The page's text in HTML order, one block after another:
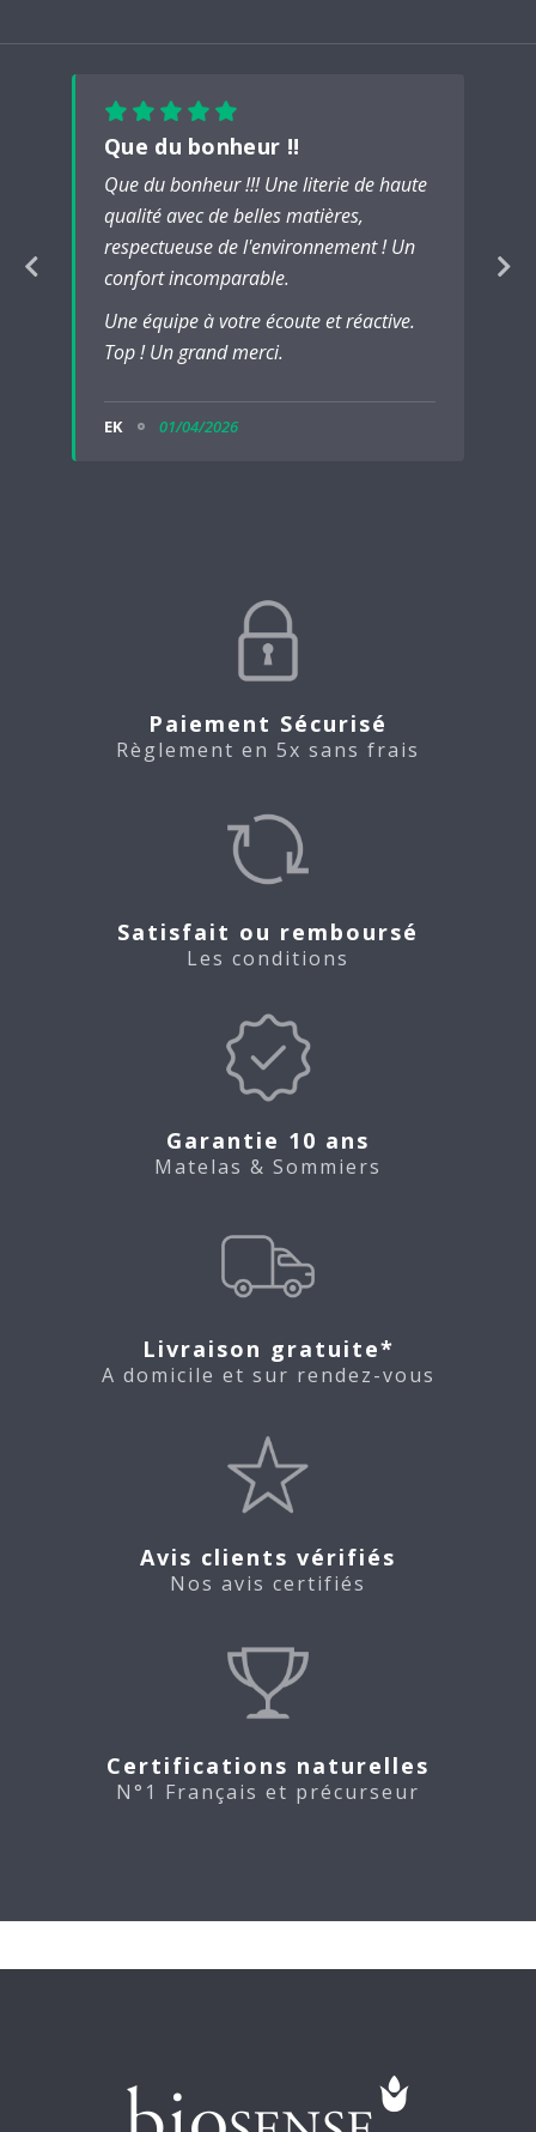
Que du bonheur !!
Que du bonheur !!! Une literie de haute
qualité avec de belles matières,
respectueuse de l'environnement ! Un
confort incomparable.
Une équipe à votre écoute et réactive.
Top ! Un grand merci.
EK 01/04/2026
Paiement Sécurisé
Règlement en 5x sans frais
Satisfait ou remboursé
Les conditions
Garantie 10 ans
Matelas & Sommiers
Livraison gratuite*
A domicile et sur rendez-vous
Avis clients vérifiés
Nos avis certifiés
Certifications naturelles
N°1 Français et précurseur